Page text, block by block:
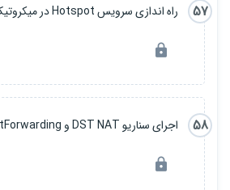
57 راه اندازی سرویس Hotspot در میکروتیک
58 اجرای سناریو DST NAT و PortForwarding